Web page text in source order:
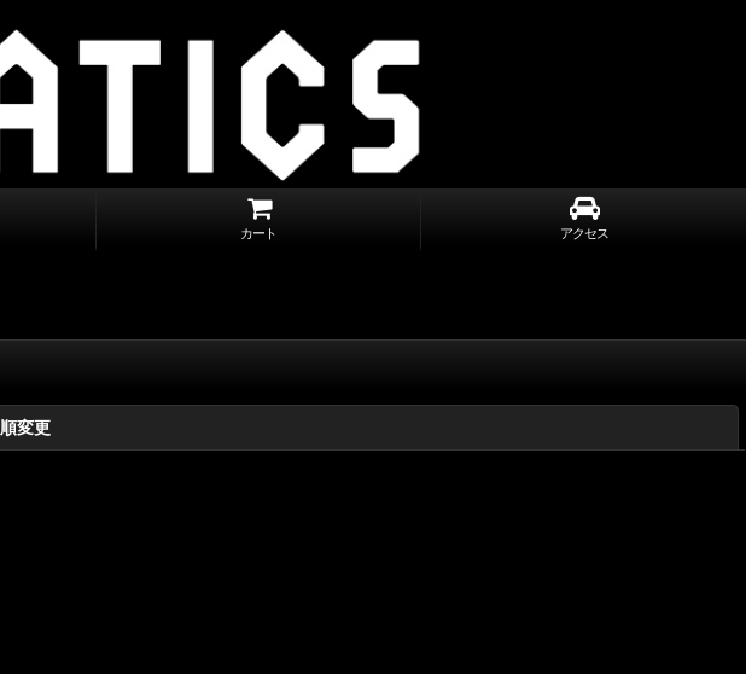
カート アクセス
変更